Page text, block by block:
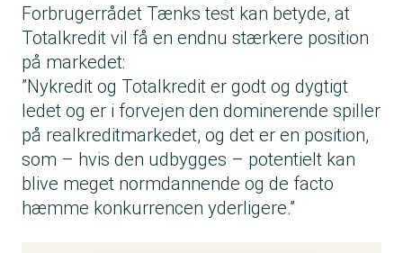
Forbrugerrådet Tænks test kan betyde, at
Totalkredit vil få en endnu stærkere position
på markedet:
”Nykredit og Totalkredit er godt og dygtigt
ledet og er i forvejen den dominerende spiller
på realkreditmarkedet, og det er en position,
som – hvis den udbygges – potentielt kan
blive meget normdannende og de facto
hæmme konkurrencen yderligere.”